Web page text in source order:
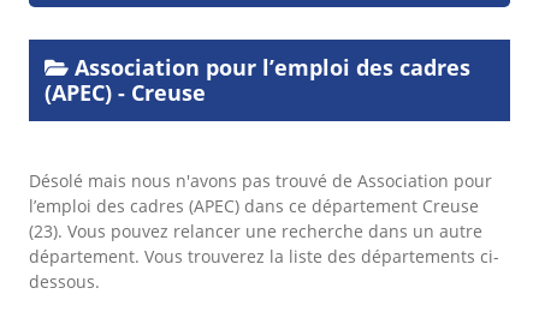
Association pour l’emploi des cadres
(APEC) - Creuse
Désolé mais nous n'avons pas trouvé de Association pour
l’emploi des cadres (APEC) dans ce département Creuse
(23). Vous pouvez relancer une recherche dans un autre
département. Vous trouverez la liste des départements ci-
dessous.